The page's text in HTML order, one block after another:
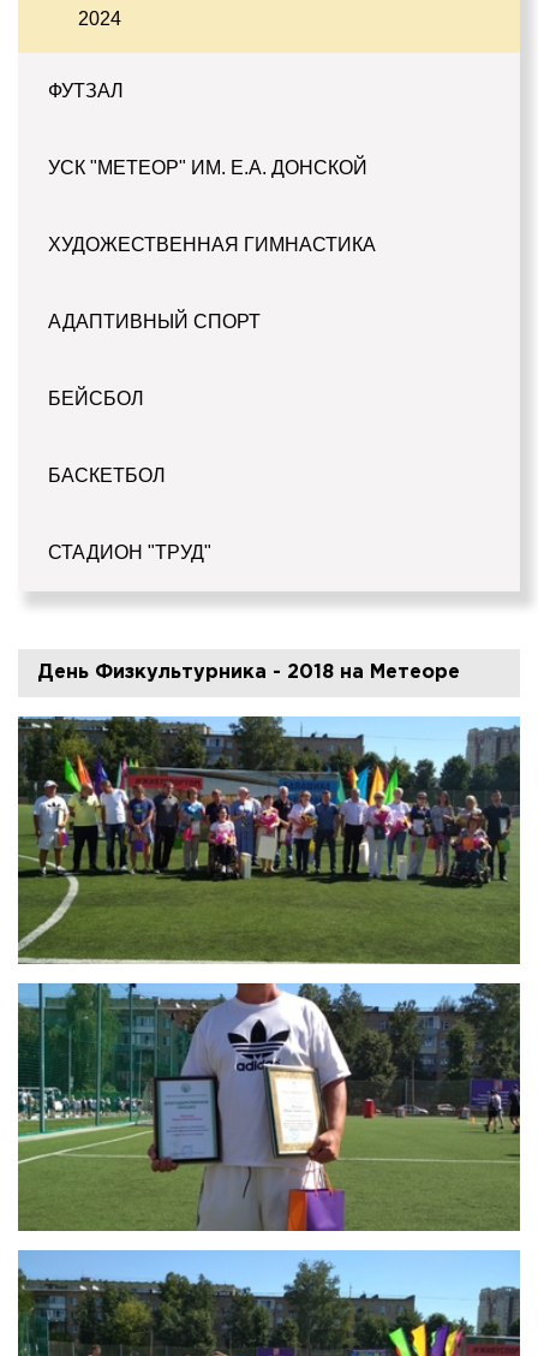
2024
ФУТЗАЛ
УСК "МЕТЕОР" ИМ. Е.А. ДОНСКОЙ
ХУДОЖЕСТВЕННАЯ ГИМНАСТИКА
АДАПТИВНЫЙ СПОРТ
БЕЙСБОЛ
БАСКЕТБОЛ
СТАДИОН "ТРУД"
День Физкультурника - 2018 на Метеоре